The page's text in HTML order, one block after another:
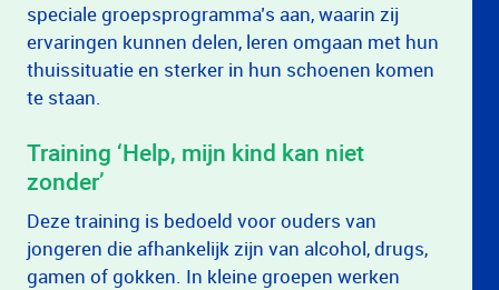
speciale groepsprogramma’s aan, waarin zij
ervaringen kunnen delen, leren omgaan met hun
thuissituatie en sterker in hun schoenen komen
te staan.
Training ‘Help, mijn kind kan niet
zonder’
Deze training is bedoeld voor ouders van
jongeren die afhankelijk zijn van alcohol, drugs,
gamen of gokken. In kleine groepen werken